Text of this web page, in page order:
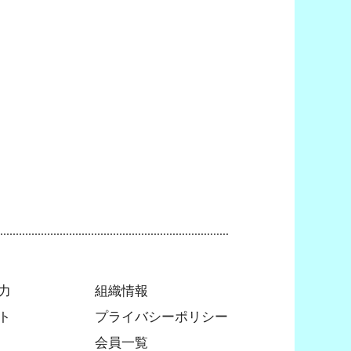
組織情報
プライバシーポリシー
会員一覧